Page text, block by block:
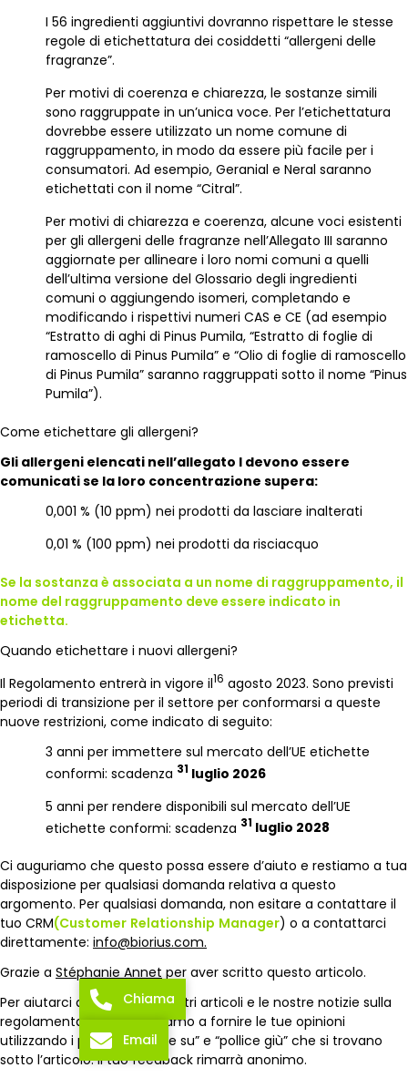
I 56 ingredienti aggiuntivi dovranno rispettare le stesse
regole di etichettatura dei cosiddetti “allergeni delle
fragranze”.
Per motivi di coerenza e chiarezza, le sostanze simili
sono raggruppate in un’unica voce. Per l’etichettatura
dovrebbe essere utilizzato un nome comune di
raggruppamento, in modo da essere più facile per i
consumatori. Ad esempio, Geranial e Neral saranno
etichettati con il nome “Citral”.
Per motivi di chiarezza e coerenza, alcune voci esistenti
per gli allergeni delle fragranze nell’Allegato III saranno
aggiornate per allineare i loro nomi comuni a quelli
dell’ultima versione del Glossario degli ingredienti
comuni o aggiungendo isomeri, completando e
modificando i rispettivi numeri CAS e CE (ad esempio
“Estratto di aghi di Pinus Pumila, “Estratto di foglie di
ramoscello di Pinus Pumila” e “Olio di foglie di ramoscello
di Pinus Pumila” saranno raggruppati sotto il nome “Pinus
Pumila”).
Come etichettare gli allergeni?
Gli allergeni elencati nell’allegato I devono essere
comunicati se la loro concentrazione supera:
0,001 % (10 ppm) nei prodotti da lasciare inalterati
0,01 % (100 ppm) nei prodotti da risciacquo
Se la sostanza è associata a un nome di raggruppamento, il
nome del raggruppamento deve essere indicato in
etichetta.
Quando etichettare i nuovi allergeni?
Il Regolamento entrerà in vigore il16 agosto 2023. Sono previsti
periodi di transizione per il settore per conformarsi a queste
nuove restrizioni, come indicato di seguito:
3 anni per immettere sul mercato dell’UE etichette
conformi: scadenza 31 luglio 2026
5 anni per rendere disponibili sul mercato dell’UE
etichette conformi: scadenza 31 luglio 2028
Ci auguriamo che questo possa essere d’aiuto e restiamo a tua
disposizione per qualsiasi domanda relativa a questo
argomento. Per qualsiasi domanda, non esitare a contattare il
tuo CRM(Customer Relationship Manager) o a contattarci
direttamente: info@biorius.com.
Grazie a Stéphanie Annet per aver scritto questo articolo.
Per aiutarci a migliorare i nostri articoli e le nostre notizie sulla
regolamentazione, ti invitiamo a fornire le tue opinioni
utilizzando i pulsanti “pollice su” e “pollice giù” che si trovano
sotto l’articolo. Il tuo feedback rimarrà anonimo.
Chiama
Email